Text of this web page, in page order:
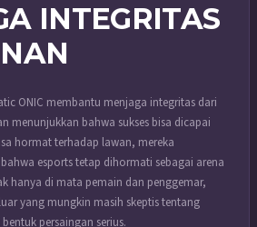
INTEGRITAS
ONIC membantu menjaga integritas dari
menunjukkan bahwa sukses bisa dicapai
hormat terhadap lawan, mereka
esports tetap dihormati sebagai arena
hanya di mata pemain dan penggemar,
yang mungkin masih skeptis tentang
persaingan serius.